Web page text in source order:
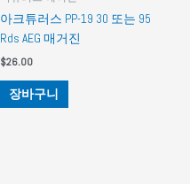
아크튜러스 PP-19 30 또는 95
Rds AEG 매거진
$26.00
장바구니